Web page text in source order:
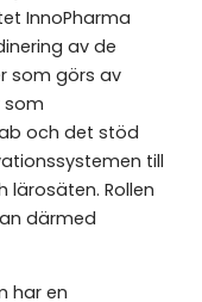
InnoPharma
av de
som görs av
som
och det stöd
till
lärosäten. Rollen
därmed
har en